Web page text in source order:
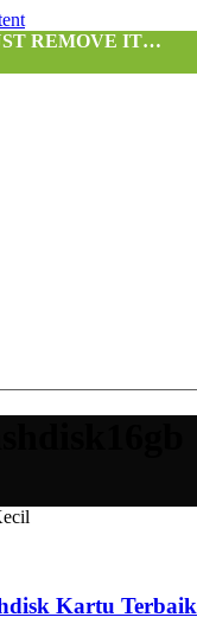
REMOVE IT…
Kartu Terbaik